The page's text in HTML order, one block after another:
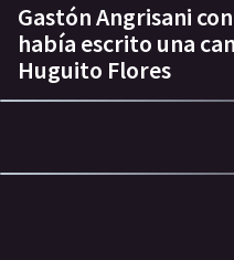
Gastón Angrisani
había escrito una
Huguito Flores